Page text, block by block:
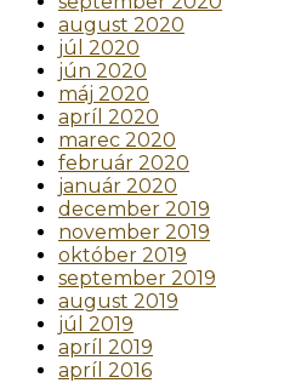
august 2020
júl 2020
jún 2020
máj 2020
apríl 2020
marec 2020
február 2020
január 2020
december 2019
november 2019
október 2019
september 2019
august 2019
júl 2019
apríl 2019
apríl 2016